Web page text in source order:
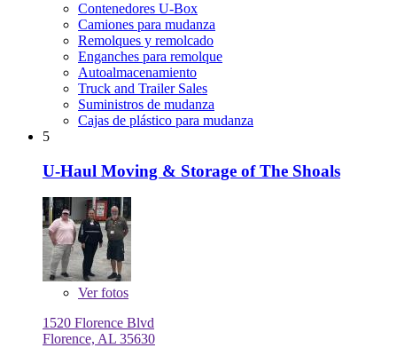
Contenedores U-Box
Camiones para mudanza
Remolques y remolcado
Enganches para remolque
Autoalmacenamiento
Truck and Trailer Sales
Suministros de mudanza
Cajas de plástico para mudanza
5
U-Haul Moving & Storage of The Shoals
Verfotos
1520 Florence Blvd
Florence, AL 35630